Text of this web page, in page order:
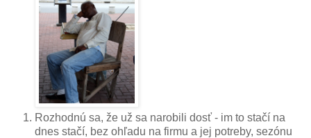
Rozhodnú sa, že už sa narobili dosť - im to stačí na
dnes stačí, bez ohľadu na firmu a jej potreby, sezónu